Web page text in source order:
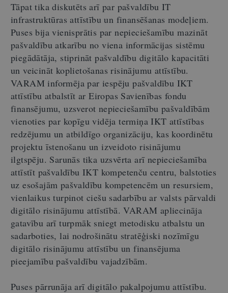
Tāpat tika diskutēts arī par pašvaldību IT
infrastruktūras attīstību un finansēšanas modeļiem.
Puses bija vienisprātis par nepieciešamību mazināt
pašvaldību atkarību no viena informācijas sistēmu
piegādātāja, stiprināt pašvaldību digitālo kapacitāti
un veicināt koplietošanas risinājumu attīstību.
VARAM informēja par iespēju pašvaldību IKT
attīstību atbalstīt ar Eiropas Savienības fondu
finansējumu, uzsverot nepieciešamību pašvaldībām
vienoties par kopīgu vidēja termiņa IKT attīstības
redzējumu un atbildīgo organizāciju, kas koordinētu
projektu īstenošanu un izveidoto risinājumu
ilgtspēju. Sarunās tika uzsvērta arī nepieciešamība
attīstīt pašvaldību IKT kompetenču centru, balstoties
uz esošajām pašvaldību kompetencēm un resursiem,
vienlaikus turpinot ciešu sadarbību ar valsts pārvaldi
digitālo risinājumu attīstībā. VARAM apliecināja
gatavību arī turpmāk sniegt metodisku atbalstu un
sadarboties, lai nodrošinātu stratēģiski nozīmīgu
digitālo risinājumu attīstību un finansējuma
pieejamību pašvaldību vajadzībām.
Puses pārrunāja arī digitālo pakalpojumu attīstību.